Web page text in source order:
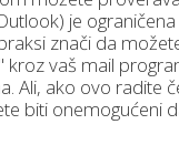
je
znači da
kroz vaš mail
Ali, ako ovo radite
biti onemogućeni